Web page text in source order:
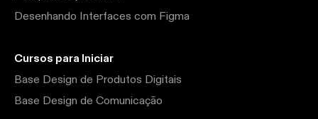
Desenhando Interfaces com Figma
Cursos para Iniciar
Base Design de Produtos Digitais
Base Design de Comunicação